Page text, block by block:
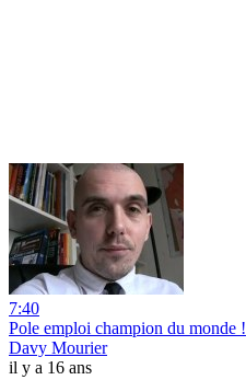
7:40
Pole emploi champion du monde !
Davy Mourier
il y a 16 ans